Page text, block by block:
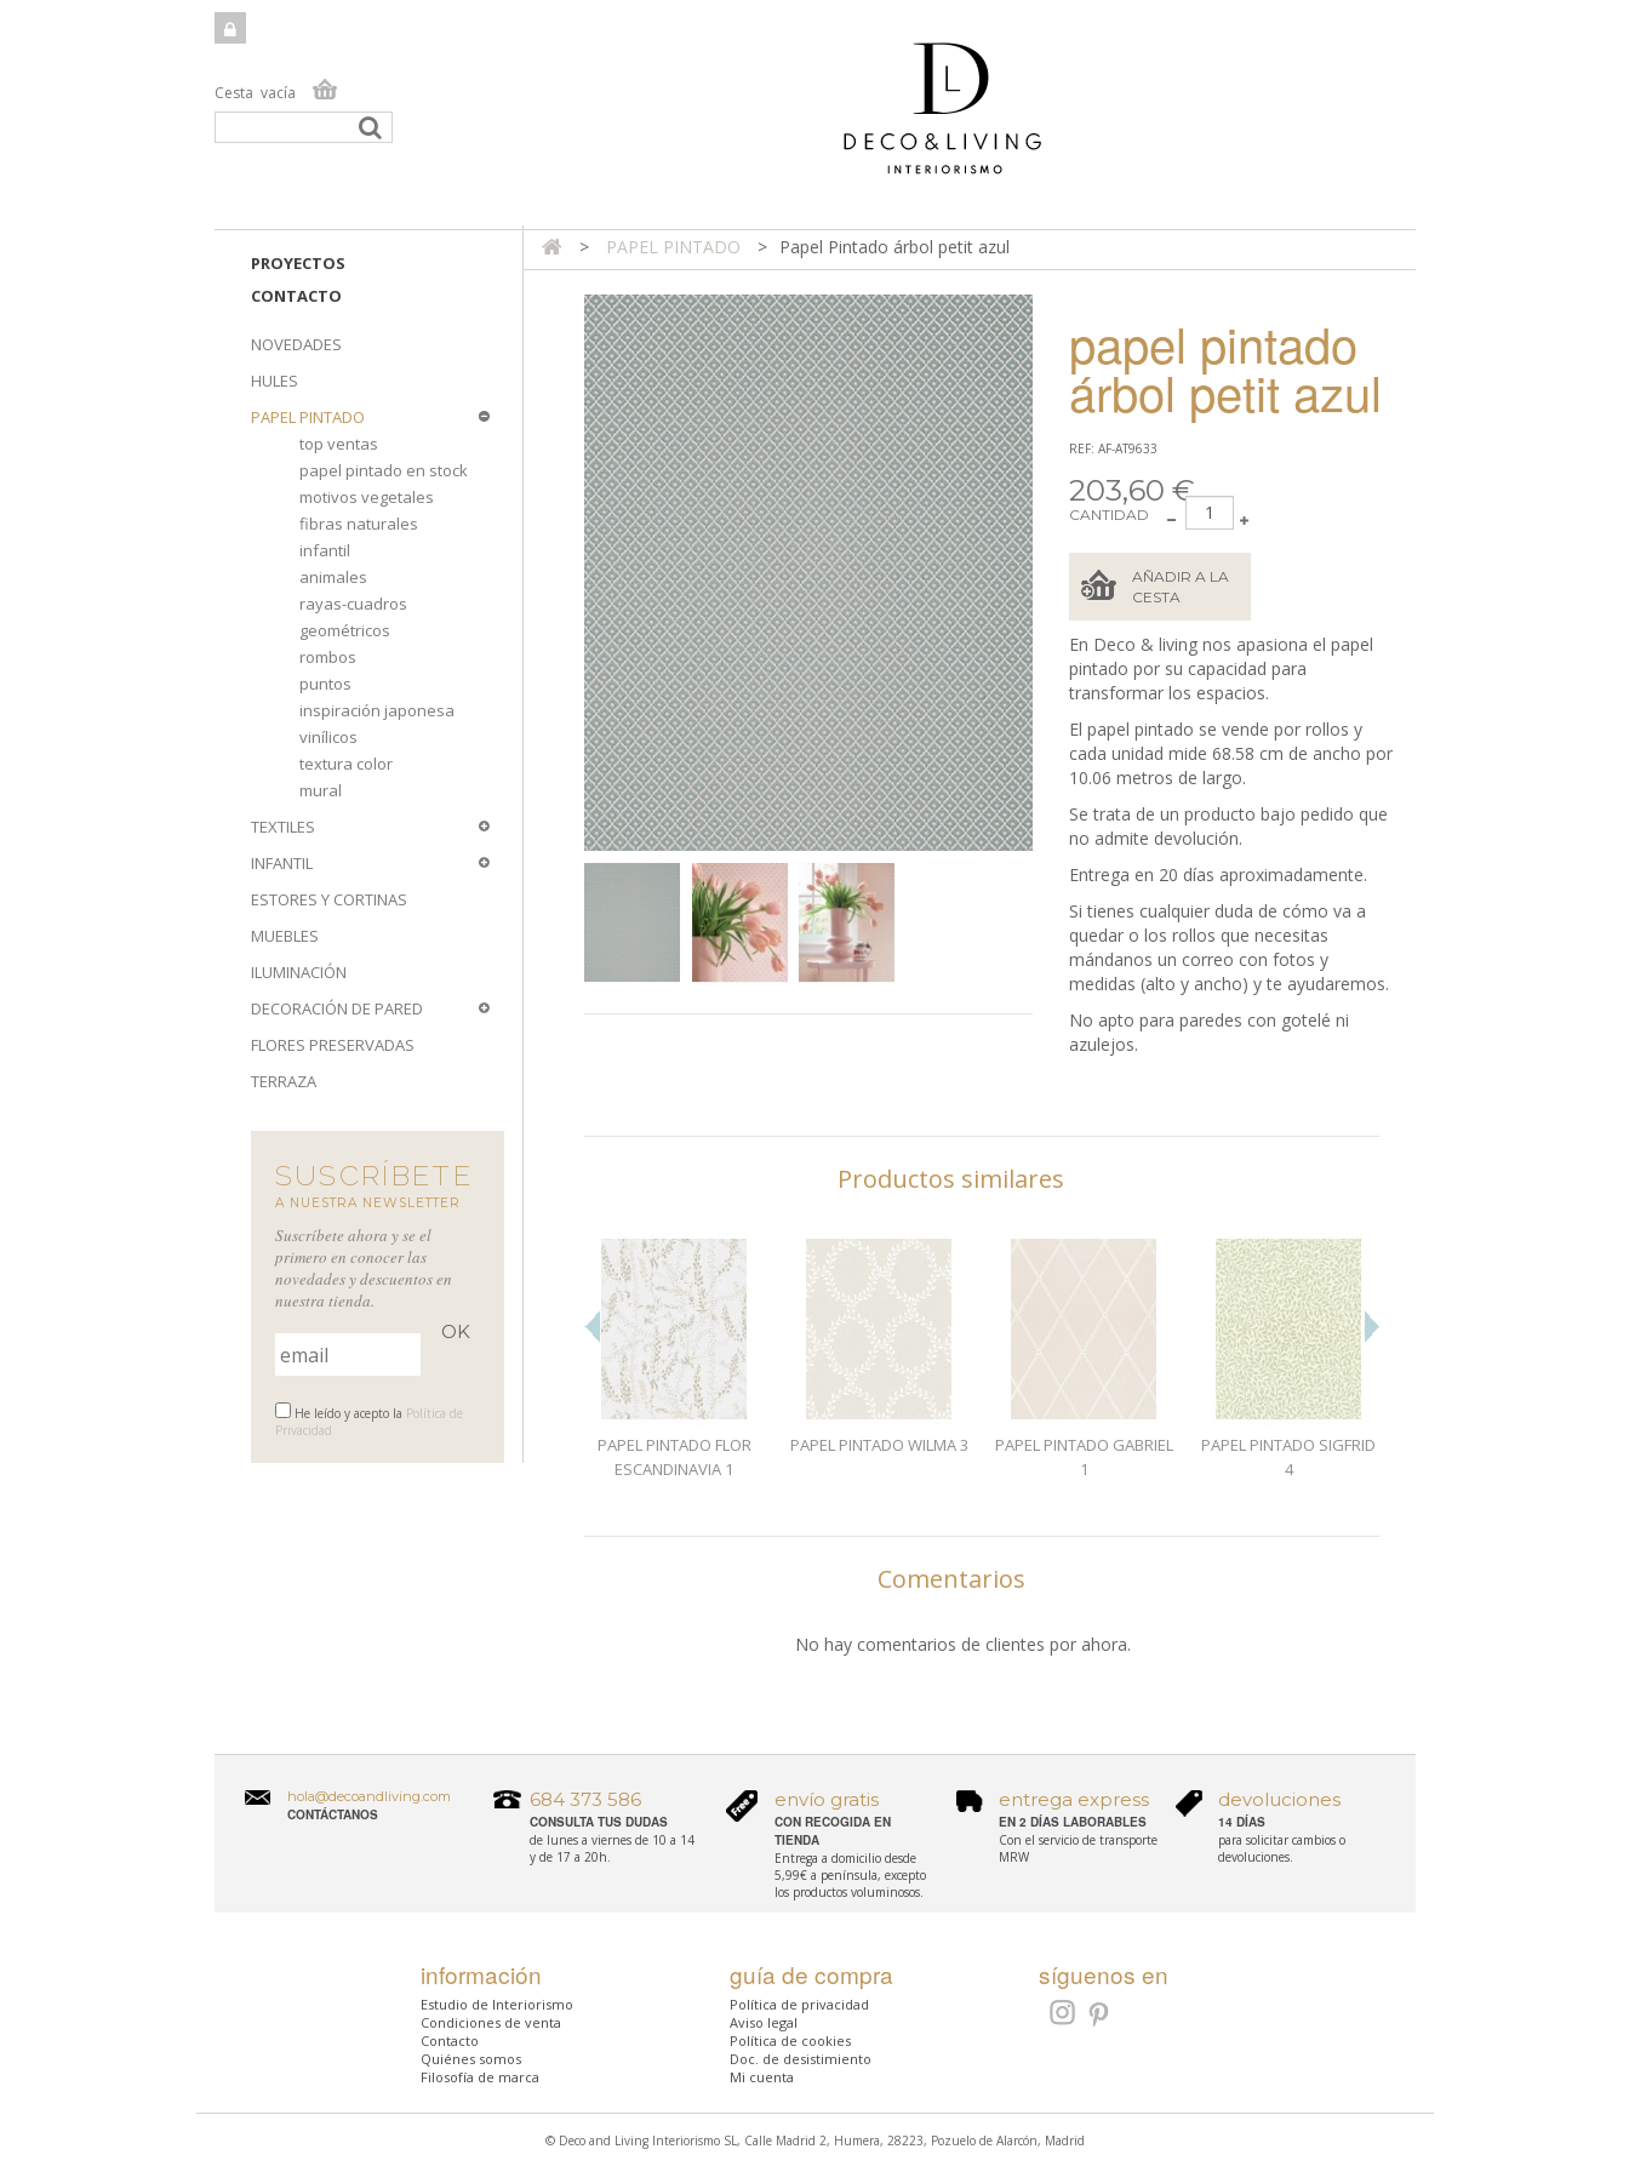
Cesta vacía
TIENDA ONLINE TIENDA FÍSICA PROYECTOS CONTACTO
PROYECTOS
CONTACTO
NOVEDADES
HULES
PAPEL PINTADO
top ventas
papel pintado en stock
motivos vegetales
fibras naturales
infantil
animales
rayas-cuadros
geométricos
rombos
puntos
inspiración japonesa
vinílicos
textura color
mural
TEXTILES
INFANTIL
ESTORES Y CORTINAS
MUEBLES
ILUMINACIÓN
DECORACIÓN DE PARED
FLORES PRESERVADAS
TERRAZA
SUSCRÍBETE
A NUESTRA NEWSLETTER
Suscríbete ahora y se el
primero en conocer las
novedades y descuentos en
nuestra tienda.
He leído y acepto la Política de
Privacidad
> PAPEL PINTADO > Papel Pintado árbol petit azul
papel pintado
árbol petit azul
REF: AF-AT9633
203,60 €
CANTIDAD
AÑADIR A LA
CESTA
En Deco & living nos apasiona el papel
pintado por su capacidad para
transformar los espacios.
El papel pintado se vende por rollos y
cada unidad mide 68.58 cm de ancho por
10.06 metros de largo.
Se trata de un producto bajo pedido que
no admite devolución.
Entrega en 20 días aproximadamente.
Si tienes cualquier duda de cómo va a
quedar o los rollos que necesitas
mándanos un correo con fotos y
medidas (alto y ancho) y te ayudaremos.
No apto para paredes con gotelé ni
azulejos.
Productos similares
PAPEL PINTADO FLOR
ESCANDINAVIA 1
PAPEL PINTADO WILMA 3
PAPEL PINTADO GABRIEL
1
PAPEL PINTADO SIGFRID
4
Comentarios
No hay comentarios de clientes por ahora.
hola@decoandliving.com
CONTÁCTANOS
684 373 586
CONSULTA TUS DUDAS
de lunes a viernes de 10 a 14
y de 17 a 20h.
envío gratis
CON RECOGIDA EN
TIENDA
Entrega a domicilio desde
5,99€ a península, excepto
los productos voluminosos.
entrega express
EN 2 DÍAS LABORABLES
Con el servicio de transporte
MRW
devoluciones
14 DÍAS
para solicitar cambios o
devoluciones.
información
Estudio de Interiorismo
Condiciones de venta
Contacto
Quiénes somos
Filosofía de marca
guía de compra
Política de privacidad
Aviso legal
Política de cookies
Doc. de desistimiento
Mi cuenta
síguenos en
© Deco and Living Interiorismo SL, Calle Madrid 2, Humera, 28223, Pozuelo de Alarcón, Madrid